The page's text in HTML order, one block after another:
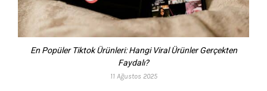
En Popüler Tiktok Ürünleri: Hangi Viral Ürünler Gerçekten
Faydalı?
11 Ağustos 2025